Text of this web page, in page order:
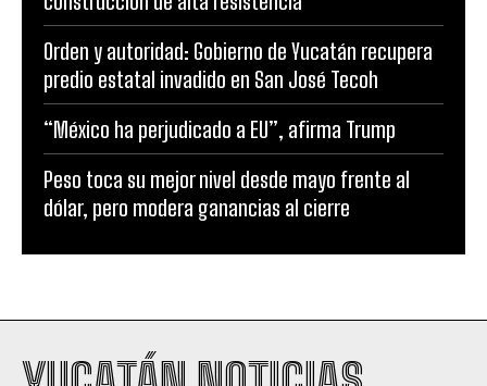
Orden y autoridad: Gobierno de Yucatán recupera
predio estatal invadido en San José Tecoh
“México ha perjudicado a EU”, afirma Trump
Peso toca su mejor nivel desde mayo frente al
dólar, pero modera ganancias al cierre